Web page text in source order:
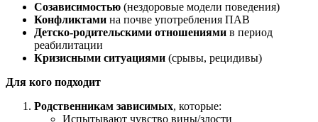
Созависимостью (нездоровые модели поведения)
Конфликтами на почве употребления ПАВ
Детско-родительскими отношениями в период
реабилитации
Кризисными ситуациями (срывы, рецидивы)
Для кого подходит
Родственникам зависимых, которые:
Испытывают чувство вины/злости